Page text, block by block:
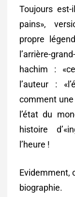
Toujours
pains»,
propre
l’arrière-
hachim :
l’auteur :
comment
l’état du
histoire
l’heure !
Evidemment,